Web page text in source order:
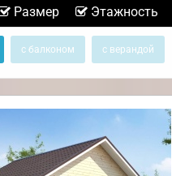
Размер Этажность
с балконом с верандой